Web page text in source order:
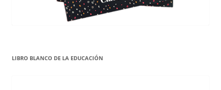
LIBRO BLANCO DE LA EDUCACIÓN